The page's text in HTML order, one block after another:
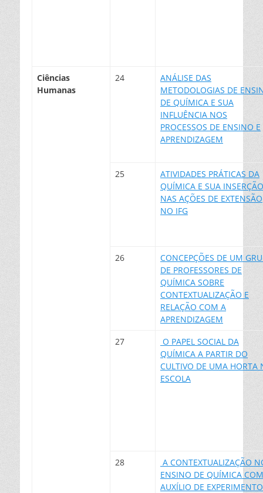
Ciências
Humanas
24
ANÁLISE DAS
METODOLOGIAS DE
DE QUÍMICA E SUA
INFLUÊNCIA NOS
PROCESSOS DE ENSINO E
APRENDIZAGEM
25
ATIVIDADES PRÁTICAS DA
QUÍMICA E SUA INSERÇÃO
NAS AÇÕES DE EXTENSÃO
NO IFG
26
CONCEPÇÕES DE UM
DE PROFESSORES DE
QUÍMICA SOBRE
CONTEXTUALIZAÇÃO E
RELAÇÃO COM A
APRENDIZAGEM
27
O PAPEL SOCIAL DA
QUÍMICA A PARTIR DO
CULTIVO DE UMA HORTA
ESCOLA
28
A CONTEXTUALIZAÇÃO
ENSINO DE QUÍMICA COM
AUXÍLIO DE